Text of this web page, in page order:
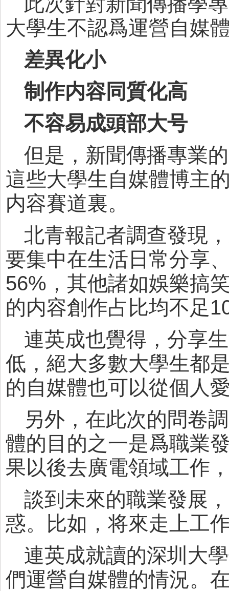
大學生不認爲運營自媒
差異化小
制作内容同質化高
不容易成頭部大号
但是，新聞傳播專業
這些大學生自媒體博主
内容賽道裏。
北青報記者調查發現
要集中在生活日常分享
56%，其他諸如娛樂搞
的内容創作占比均不足
連英成也覺得，分享
低，絕大多數大學生都
的自媒體也可以從個人
另外，在此次的問卷
體的目的之一是爲職業
果以後去廣電領域工作
談到未來的職業發展
惑。比如，将來走上工
連英成就讀的深圳大
們運營自媒體的情況。